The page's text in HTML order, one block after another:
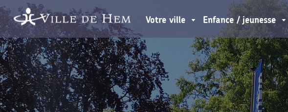
Votre ville Enfance / jeunesse